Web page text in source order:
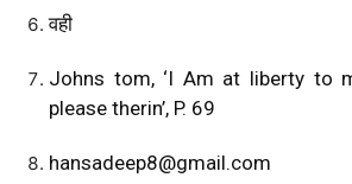
वही
Johns tom, ‘I Am at liberty to
please therin’, P. 69
hansadeep8@gmail.com